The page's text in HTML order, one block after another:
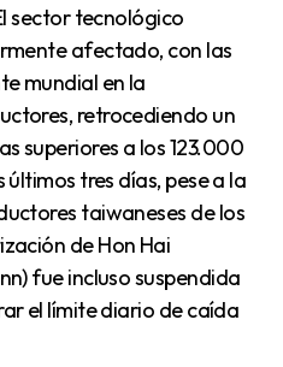
sector tecnológico
afectado, con las
mundial en la
retrocediendo un
superiores a los 123.000
tres días, pese a la
taiwaneses de los
de Hon Hai
fue incluso suspendida
el límite diario de caída